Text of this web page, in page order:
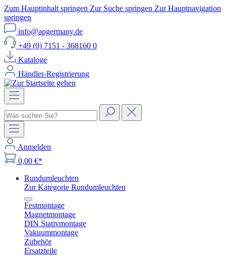
Zum Hauptinhalt springen Zur Suche springen Zur Hauptnavigation
springen
info@apgermany.de
+49 (0) 7151 - 368160 0
Kataloge
Händler-Registrierung
Anmelden
0,00 €*
Rundumleuchten
Zur Kategorie Rundumleuchten
Festmontage
Magnetmontage
DIN Stativmontage
Vakuummontage
Zubehör
Ersatzteile